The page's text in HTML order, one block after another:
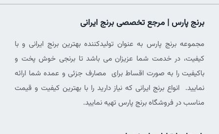
برنج پارس | مرجع تخصصی برنج ایرانی
مجموعه برنج پارس به عنوان تولیدکننده بهترین برنج ایرانی و با
کیفیت، در خدمت شما عزیزان می باشد تا برنجی خوش پخت و
باکیفیت را به صورت اقساط برای مصارف جزئی و عمده شما ارائه
نمایید. انواع برنج ایرانی که نیاز دارید را با بهترین کیفیت و قیمت
مناسب در فروشگاه برنج پارس تهیه نمایید.